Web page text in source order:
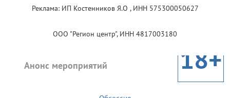
Реклама: ИП Костенников Я.О , ИНН 575300050627
ООО "Регион центр", ИНН 4817003180
Анонс мероприятий 18+